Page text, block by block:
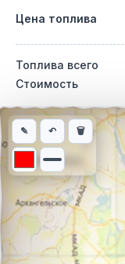
Цена топлива
Топлива всего
Стоимость
Интерактивная карта
✎ ↶ 🗑